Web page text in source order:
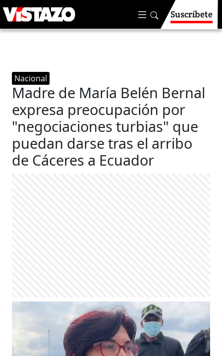
Suscríbete
Nacional
Madre de María Belén Bernal
expresa preocupación por
"negociaciones turbias" que
puedan darse tras el arribo
de Cáceres a Ecuador